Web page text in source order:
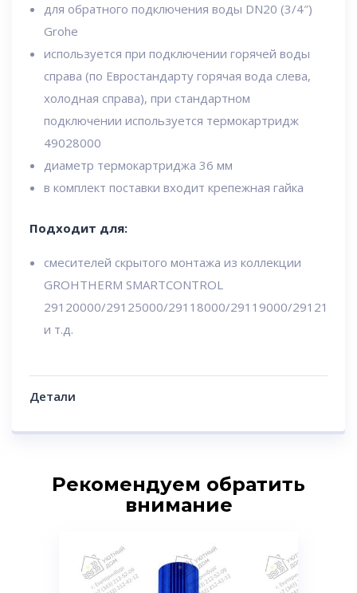
для обратного подключения воды DN20 (3/4″)
Grohe
используется при подключении горячей воды
справа (по Евростандарту горячая вода слева,
холодная справа), при стандартном
подключении используется термокартридж
49028000
диаметр термокартриджа 36 мм
в комплект поставки входит крепежная гайка
Подходит для:
смесителей скрытого монтажа из коллекции
GROHTHERM SMARTCONTROL
29120000/29125000/29118000/29119000/
и т.д.
Детали
Рекомендуем обратить
внимание